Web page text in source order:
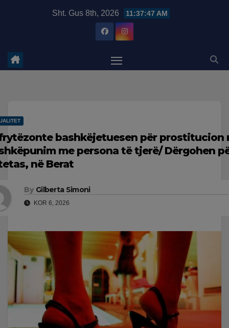
Sht. Gus 8th, 2026 11:37:49 AM
bashkëjetuesen për prostitucion
me persona të tjerë/ Dërgohen
në Berat
By Gilberta Simoni
KOR 6, 2026